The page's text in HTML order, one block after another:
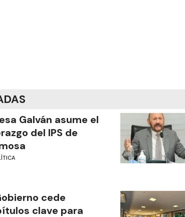
Galván asume el
del IPS de
cede
clave para